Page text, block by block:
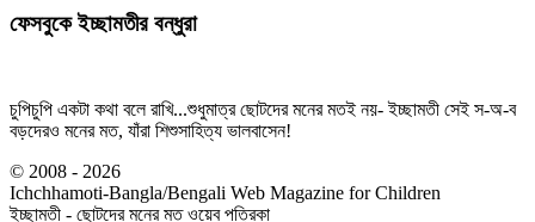
ফেসবুকে ইচ্ছামতীর বন্ধুরা
চুপিচুপি একটা কথা বলে রাখি...শুধুমাত্র ছোটদের মনের মতই নয়- ইচ্ছামতী সেই স-অ-ব
বড়দেরও মনের মত, যাঁরা শিশুসাহিত্য ভালবাসেন!
© 2008 - 2026
Ichchhamoti-Bangla/Bengali Web Magazine for Children
ইচ্ছামতী - ছোটদের মনের মত ওয়েব পত্রিকা